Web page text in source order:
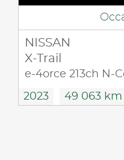
NISSAN
X-Trail
e-4orce 213ch N-
2023 49 063 km